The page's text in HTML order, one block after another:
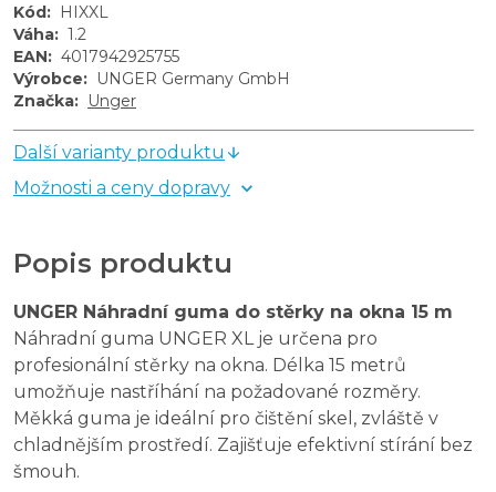
Kód: HIXXL
Váha: 1.2
EAN: 4017942925755
Výrobce: UNGER Germany GmbH
Značka: Unger
Další varianty produktu
Možnosti a ceny dopravy
Popis produktu
UNGER Náhradní guma do stěrky na okna 15 m
Náhradní guma UNGER XL je určena pro
profesionální stěrky na okna. Délka 15 metrů
umožňuje nastříhání na požadované rozměry.
Měkká guma je ideální pro čištění skel, zvláště v
chladnějším prostředí. Zajišťuje efektivní stírání bez
šmouh.